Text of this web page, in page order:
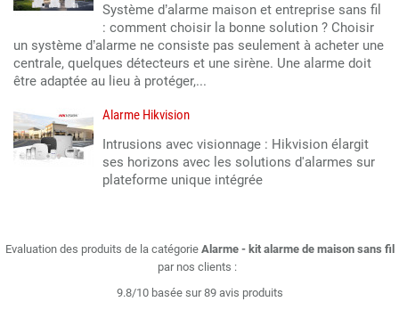
Système d’alarme maison et entreprise sans fil
: comment choisir la bonne solution ? Choisir
un système d’alarme ne consiste pas seulement à acheter une
centrale, quelques détecteurs et une sirène. Une alarme doit
être adaptée au lieu à protéger,...
Alarme Hikvision
Intrusions avec visionnage : Hikvision élargit
ses horizons avec les solutions d'alarmes sur
plateforme unique intégrée
Evaluation des produits de la catégorie Alarme - kit alarme de maison sans fil
par nos clients :
9.8/10 basée sur 89 avis produits